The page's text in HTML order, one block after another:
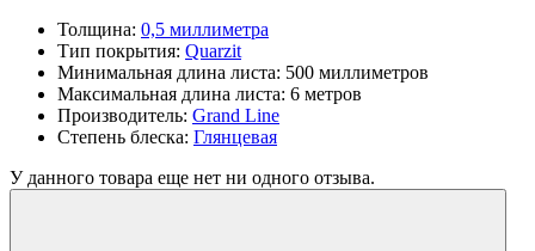
Толщина: 0,5 миллиметра
Тип покрытия: Quarzit
Минимальная длина листа: 500 миллиметров
Максимальная длина листа: 6 метров
Производитель: Grand Line
Степень блеска: Глянцевая
У данного товара еще нет ни одного отзыва.